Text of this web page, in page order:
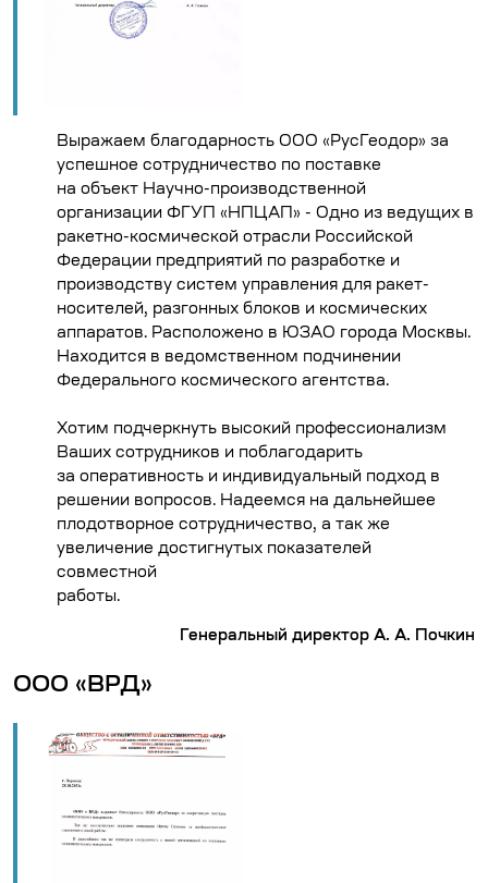
Выражаем благодарность ООО «РусГеодор» за
успешное сотрудничество по поставке
на объект Научно-производственной
организации ФГУП «НПЦАП» - Одно из ведущих в
ракетно-космической отрасли Российской
Федерации предприятий по разработке и
производству систем управления для ракет-
носителей, разгонных блоков и космических
аппаратов. Расположено в ЮЗАО города Москвы.
Находится в ведомственном подчинении
Федерального космического агентства.
Хотим подчеркнуть высокий профессионализм
Ваших сотрудников и поблагодарить
за оперативность и индивидуальный подход в
решении вопросов. Надеемся на дальнейшее
плодотворное сотрудничество, а так же
увеличение достигнутых показателей
совместной
работы.
Генеральный директор А. А. Почкин
ООО «ВРД»